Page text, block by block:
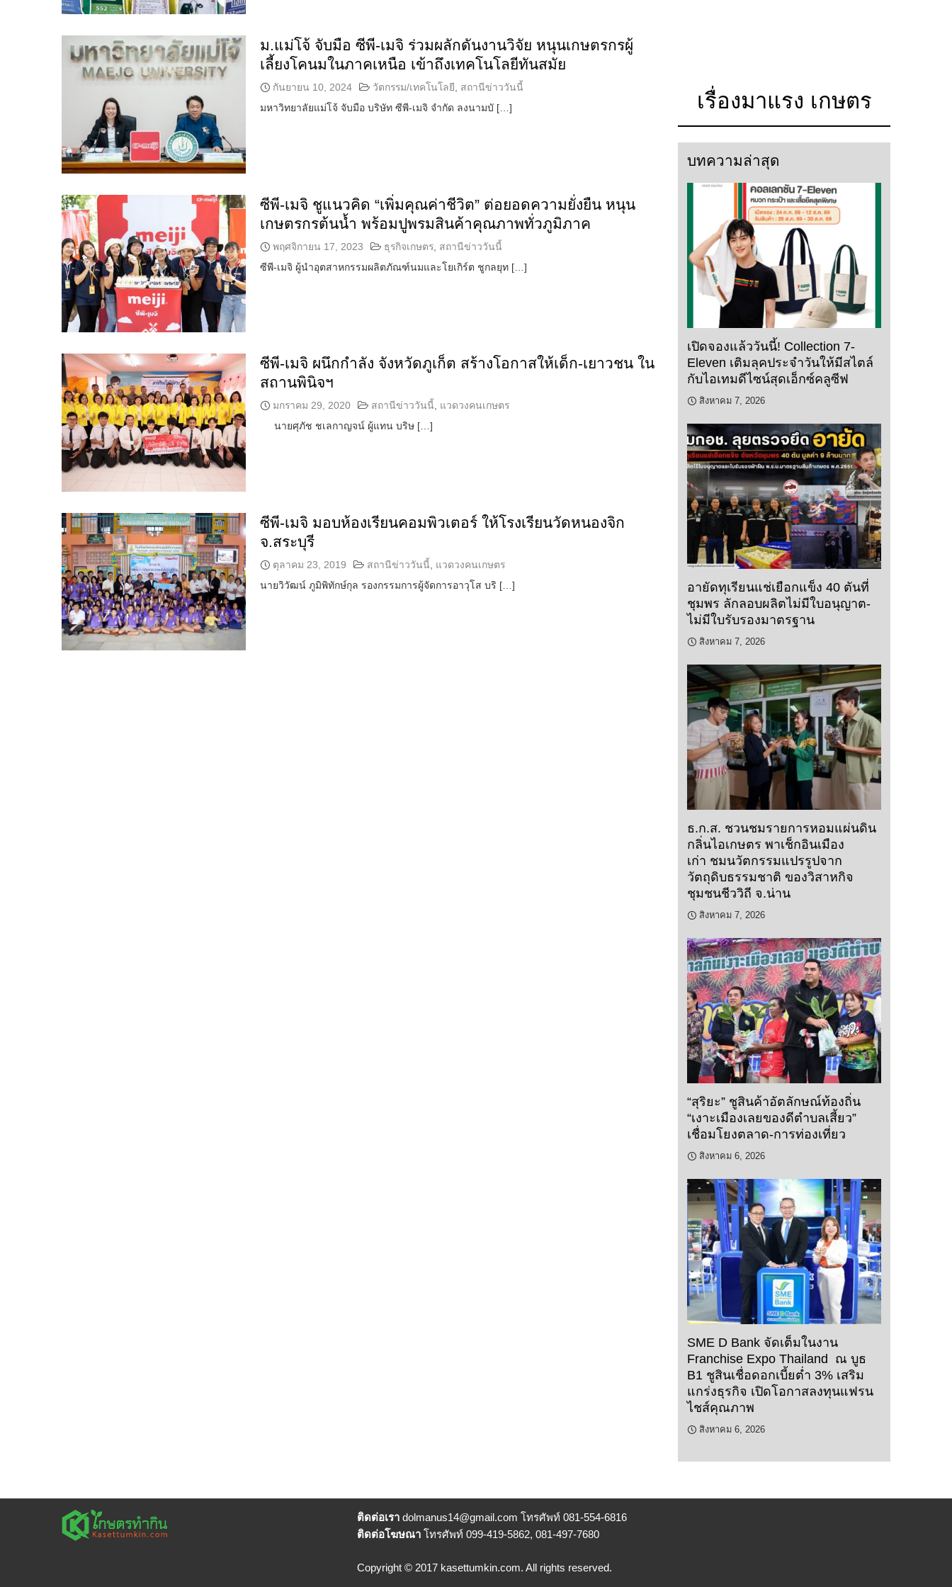
ม.แม่โจ้ จับมือ ซีพี-เมจิ ร่วมผลักดันงานวิจัย หนุนเกษตรกรผู้
เลี้ยงโคนมในภาคเหนือ เข้าถึงเทคโนโลยีทันสมัย
กันยายน 10, 2024 วัตกรรม/เทคโนโลยี
สถานีข่าววันนี้
มหาวิทยาลัยแม่โจ้ จับมือ บริษัท ซีพี-เมจิ จำกัด ลงนามบั […]
ซีพี-เมจิ ชูแนวคิด “เพิ่มคุณค่าชีวิต” ต่อยอดความยั่งยืน หนุน
เกษตรกรต้นน้ำ พร้อมปูพรมสินค้าคุณภาพทั่วภูมิภาค
พฤศจิกายน 17, 2023 ธุรกิจเกษตร, สถานีข่าววันนี้
ซีพี-เมจิ ผู้นำอุตสาหกรรมผลิตภัณฑ์นมและโยเกิร์ต ชูกลยุท […]
ซีพี-เมจิ ผนึกกำลัง จังหวัดภูเก็ต สร้างโอกาสให้เด็ก-เยาวชน ใน
สถานพินิจฯ
มกราคม 29, 2020 สถานีข่าววันนี้
แวดวงคนเกษตร
นายศุภัช ชเลกาญจน์ ผู้แทน บริษ […]
ซีพี-เมจิ มอบห้องเรียนคอมพิวเตอร์ ให้โรงเรียนวัดหนองจิก
จ.สระบุรี
ตุลาคม 23, 2019 สถานีข่าววันนี้
แวดวงคนเกษตร
นายวิวัฒน์ ภูมิพิทักษ์กุล รองกรรมการผู้จัดการอาวุโส บริ […]
เรื่องมาแรง เกษตร
บทความล่าสุด
เปิดจองแล้ววันนี้! Collection 7-
Eleven เติมลุคประจำวันให้มีสไตล์
กับไอเทมดีไซน์สุดเอ็กซ์คลูซีฟ
สิงหาคม 7, 2026
อายัดทุเรียนแช่เยือกแข็ง 40 ตันที่
ชุมพร ลักลอบผลิตไม่มีใบอนุญาต-
ไม่มีใบรับรองมาตรฐาน
สิงหาคม 7, 2026
ธ.ก.ส. ชวนชมรายการหอมแผ่นดิน
กลิ่นไอเกษตร พาเช็กอินเมือง
เก่า ชมนวัตกรรมแปรรูปจาก
วัตถุดิบธรรมชาติ ของวิสาหกิจ
ชุมชนชีววิถี จ.น่าน
สิงหาคม 7, 2026
“สุริยะ” ชูสินค้าอัตลักษณ์ท้องถิ่น
“เงาะเมืองเลยของดีตำบลเสี้ยว”
เชื่อมโยงตลาด-การท่องเที่ยว
สิงหาคม 6, 2026
SME D Bank จัดเต็มในงาน
Franchise Expo Thailand ณ บูธ
B1 ชูสินเชื่อดอกเบี้ยต่ำ 3% เสริม
แกร่งธุรกิจ เปิดโอกาสลงทุนแฟรน
ไชส์คุณภาพ
สิงหาคม 6, 2026
ติดต่อเรา dolmanus14@gmail.com โทรศัพท์ 081-554-6816
ติดต่อโฆษณา โทรศัพท์ 099-419-5862, 081-497-7680
Copyright © 2017 kasettumkin.com. All rights reserved.